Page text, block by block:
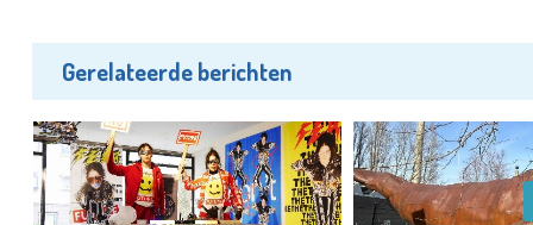
Gerelateerde berichten